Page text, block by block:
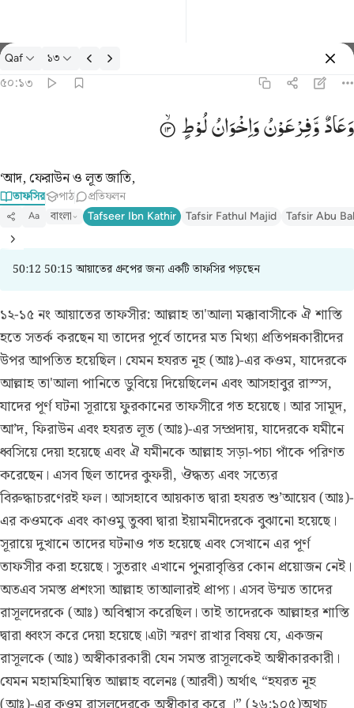
তাফসির: Qaf ৫০:১৩
Qaf ১৩
৫০:১৩
وَعَادٌۭ وَفِرْعَوْنُ وَإِخْوَٰنُ لُوطٍۢ ١٣
وَعَادٌوَّفِرْعَوْنُوَاِخْوَانُلُوْطٍ
‘আদ, ফেরাউন ও লূত জাতি,
তাফসির পাঠ প্রতিফলন
Aa বাংলা Tafseer Ibn Kathir Tafsir Fathul Majid Tafsir Abu
50:12 50:15 আয়াতের গ্রুপের জন্য একটি তাফসির পড়ছেন
১২-১৫ নং আয়াতের তাফসীর:আল্লাহ তা'আলা মক্কাবাসীকে ঐ শাস্তি
হতে সতর্ক করছেন যা তাদের পূর্বে তাদের মত মিথ্যা প্রতিপন্নকারীদের
উপর আপতিত হয়েছিল। যেমন হযরত নূহ (আঃ)-এর কওম, যাদেরকে
আল্লাহ তা'আলা পানিতে ডুবিয়ে দিয়েছিলেন এবং আসহাবুর রাস্স,
যাদের পূর্ণ ঘটনা সূরায়ে ফুরকানের তাফসীরে গত হয়েছে। আর সামূদ,
আ’দ, ফিরাউন এবং হযরত লূত (আঃ)-এর সম্প্রদায়, যাদেরকে যমীনে
ধ্বসিয়ে দেয়া হয়েছে এবং ঐ যমীনকে আল্লাহ সড়া-পচা পাঁকে পরিণত
করেছেন। এসব ছিল তাদের কুফরী, ঔদ্ধত্য এবং সত্যের
বিরুদ্ধাচরণেরই ফল। আসহাবে আয়কাত দ্বারা হযরত শু’আয়েব (আঃ)-
এর কওমকে এবং কাওমু তুব্বা দ্বারা ইয়ামনীদেরকে বুঝানো হয়েছে।
সূরায়ে দুখানে তাদের ঘটনাও গত হয়েছে এবং সেখানে এর পূর্ণ
তাফসীর করা হয়েছে। সুতরাং এখানে পুনরাবৃত্তির কোন প্রয়োজন নেই।
অতএব সমস্ত প্রশংসা আল্লাহ তাআলারই প্রাপ্য। এসব উম্মত তাদের
রাসূলদেরকে (আঃ) অবিশ্বাস করেছিল। তাই তাদেরকে আল্লাহর শাস্তি
দ্বারা ধ্বংস করে দেয়া হয়েছে।এটা স্মরণ রাখার বিষয় যে, একজন
রাসূলকে (আঃ) অস্বীকারকারী যেন সমস্ত রাসূলকেই অস্বীকারকারী।
যেমন মহামহিমান্বিত আল্লাহ বলেনঃ (আরবী) অর্থাৎ “হযরত নূহ